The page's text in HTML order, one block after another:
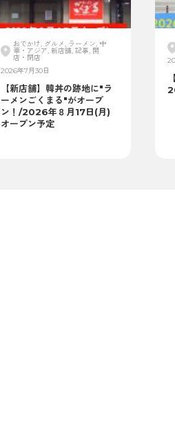
おでかけ, グルメ, ラーメン, 中
華・アジア, 新店舗, 記事, 開
店・閉店
2026年7月30日
【新店舗】韓丼の跡地に"ラ
ーメンごくまる"がオープ
ン！/2026年８月17日(月)
オープン予定